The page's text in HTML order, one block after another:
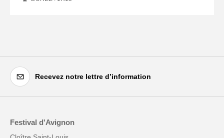
Recevez notre lettre d’information
Festival d'Avignon